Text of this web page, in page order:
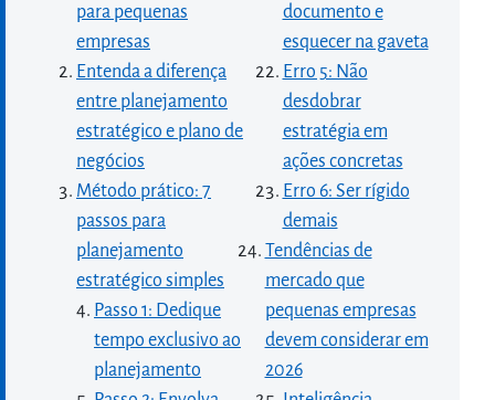
para pequenas
empresas
Entenda a diferença
entre planejamento
estratégico e plano de
negócios
Método prático: 7
passos para
planejamento
estratégico simples
Passo 1: Dedique
tempo exclusivo ao
planejamento
documento e
esquecer na gaveta
Erro 5: Não
desdobrar
estratégia em
ações concretas
Erro 6: Ser rígido
demais
Tendências de
mercado que
pequenas empresas
devem considerar em
2026